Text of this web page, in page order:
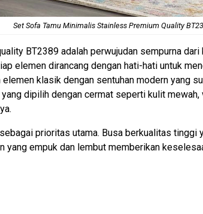
Set Sofa Tamu Minimalis Stainless Premium Quality
BT2389 adalah perwujudan sempurna dari
elemen dirancang dengan hati-hati untuk
klasik dengan sentuhan modern yang
dipilih dengan cermat seperti kulit
prioritas utama. Busa berkualitas
yang empuk dan lembut memberikan